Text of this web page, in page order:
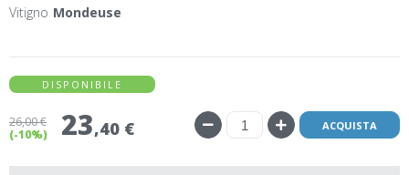
Vitigno Mondeuse
DISPONIBILE
26,00 €
(-10%)
23,40 € ACQUISTA